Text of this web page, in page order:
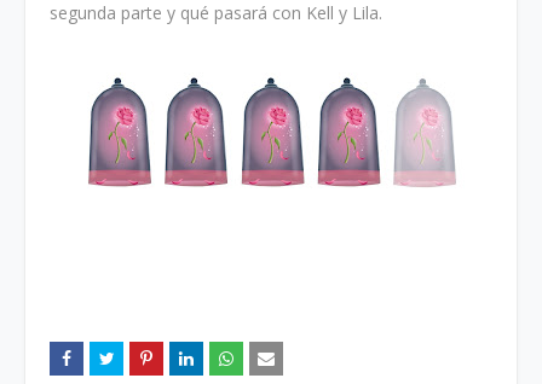
segunda parte y qué pasará con Kell y Lila.